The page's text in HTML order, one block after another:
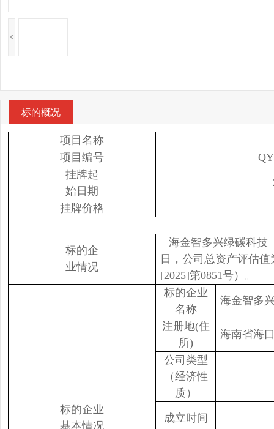
<
标的概况
项目名称
项目编号
挂牌起
始日期
挂牌价格
标的企
业情况
海金智多兴绿碳科技
日，公司总资产评估
[2025]第0851号）。
标的企业
基本情况
标的企业
名称
海金智多
注册地(住
所)
海南省海
公司类型
（经济性
质）
成立时间